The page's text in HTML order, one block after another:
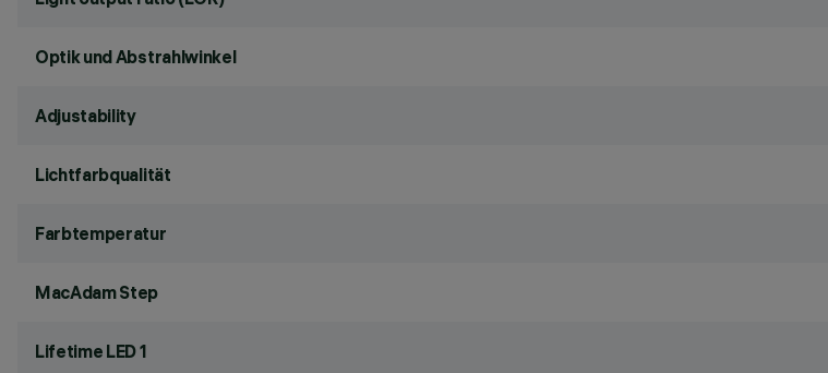
Optik und Abstrahlwinkel
Adjustability
Lichtfarbqualität
Farbtemperatur
MacAdam Step
Lifetime LED 1